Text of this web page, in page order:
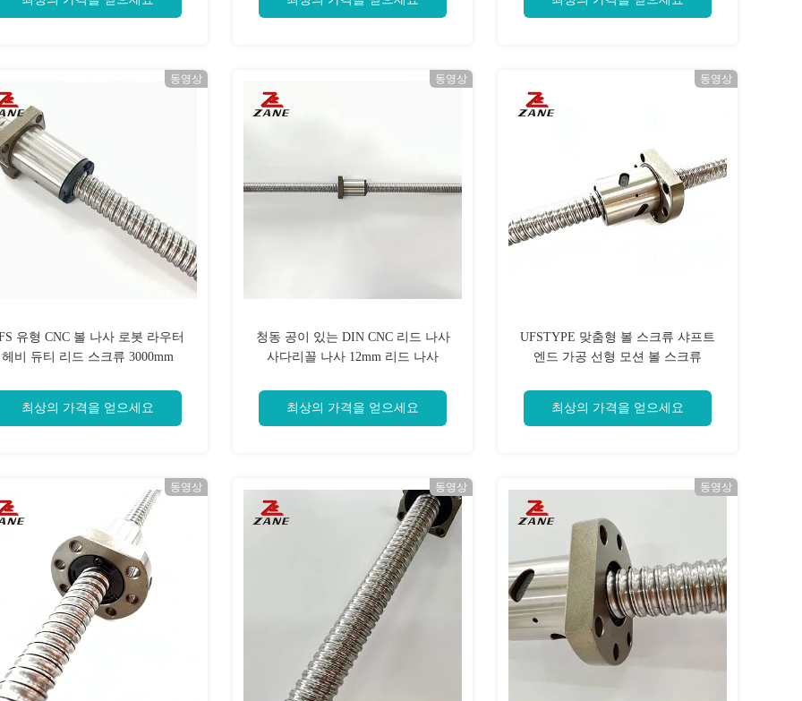
동영상
유형 CNC 볼 나사 로봇 라우터
헤비 듀티 리드 스크류 3000mm
최상의 가격을 얻으세요
동영상
청동 공이 있는 DIN CNC 리드 나사
사다리꼴 나사 12mm 리드 나사
최상의 가격을 얻으세요
동영상
UFSTYPE 맞춤형 볼 스크류 샤프트
엔드 가공 선형 모션 볼 스크류
최상의 가격을 얻으세요
동영상 동영상 동영상